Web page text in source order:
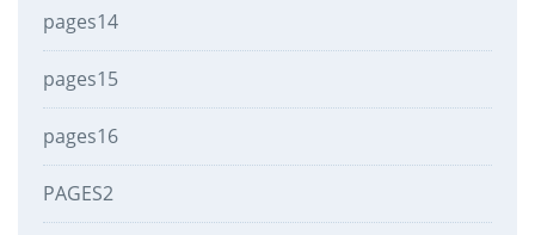
pages14
pages15
pages16
PAGES2